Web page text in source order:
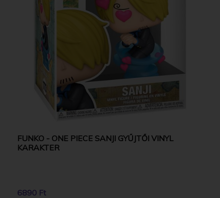
FUNKO - ONE PIECE SANJI GYŰJTŐI VINYL
KARAKTER
6890 Ft